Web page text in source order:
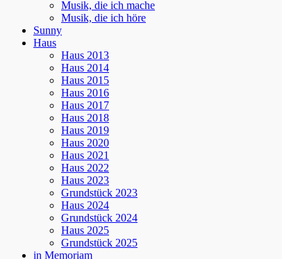
Musik, die ich mache
Musik, die ich höre
Sunny
Haus
Haus 2013
Haus 2014
Haus 2015
Haus 2016
Haus 2017
Haus 2018
Haus 2019
Haus 2020
Haus 2021
Haus 2022
Haus 2023
Grundstück 2023
Haus 2024
Grundstück 2024
Haus 2025
Grundstück 2025
in Memoriam